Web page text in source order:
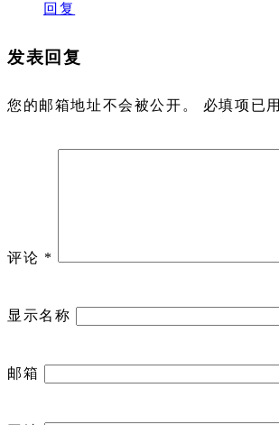
回复
发表回复
您的邮箱地址不会被公开。 必填项已用
评论 *
显示名称
邮箱